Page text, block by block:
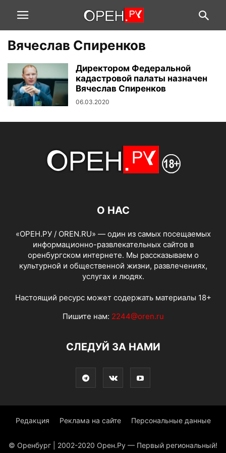
Вячеслав Спиренков
Директором Федеральной
кадастровой палаты назначен
Вячеслав Спиренков
06.03.2020
О НАС
«ОРЕН.РУ / OREN.RU» — один из самых посещаемых
информационно-развлекательных сайтов в
оренбургском интернете. Мы рассказываем о
культурной и общественной жизни, развлечениях,
услугах и людях.
Настоящий ресурс может содержать материалы 18+
Пишите нам: 2244@oren.ru
СЛЕДУЙ ЗА НАМИ
Редакция Реклама на сайте Персональные данные
© Оренбург | 2002-2020 Орен.Ру — Первый региональный!